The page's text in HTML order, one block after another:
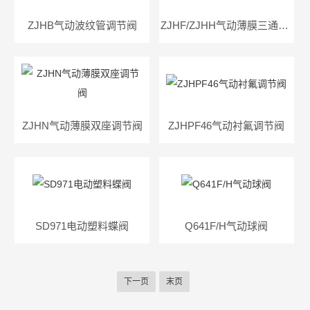
ZJHB气动波纹管调节阀 ZJHF/ZJHH气动薄膜三通调节阀
ZJHN气动薄膜双座调节阀 ZJHPF46气动衬氟调节阀
SD971电动塑料蝶阀 Q641F/H气动球阀
下一页 末页